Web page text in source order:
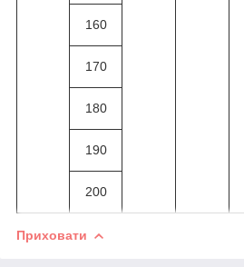
160
170
180
190
200
Приховати